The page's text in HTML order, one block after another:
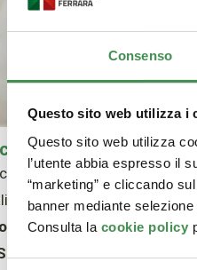
Consenso
Questo sito web utilizza i
Questo sito web utilizza
l’utente abbia espresso il
“marketing” e cliccando
banner mediante
Consulta la cookie policy
punti è
accumuli1 punto
di utilizzo punti che
: più punti accumuli,
€ 8,00